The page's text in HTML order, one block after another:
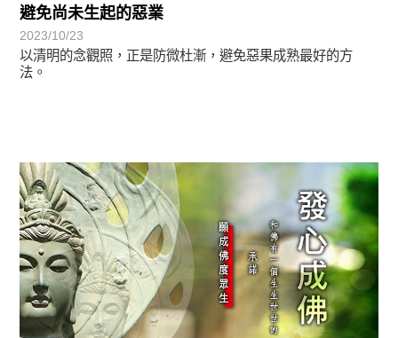
避免尚未生起的惡業
2023/10/23
以清明的念觀照，正是防微杜漸，避免惡果成熟最好的方
法。
圓滿覺-華嚴期